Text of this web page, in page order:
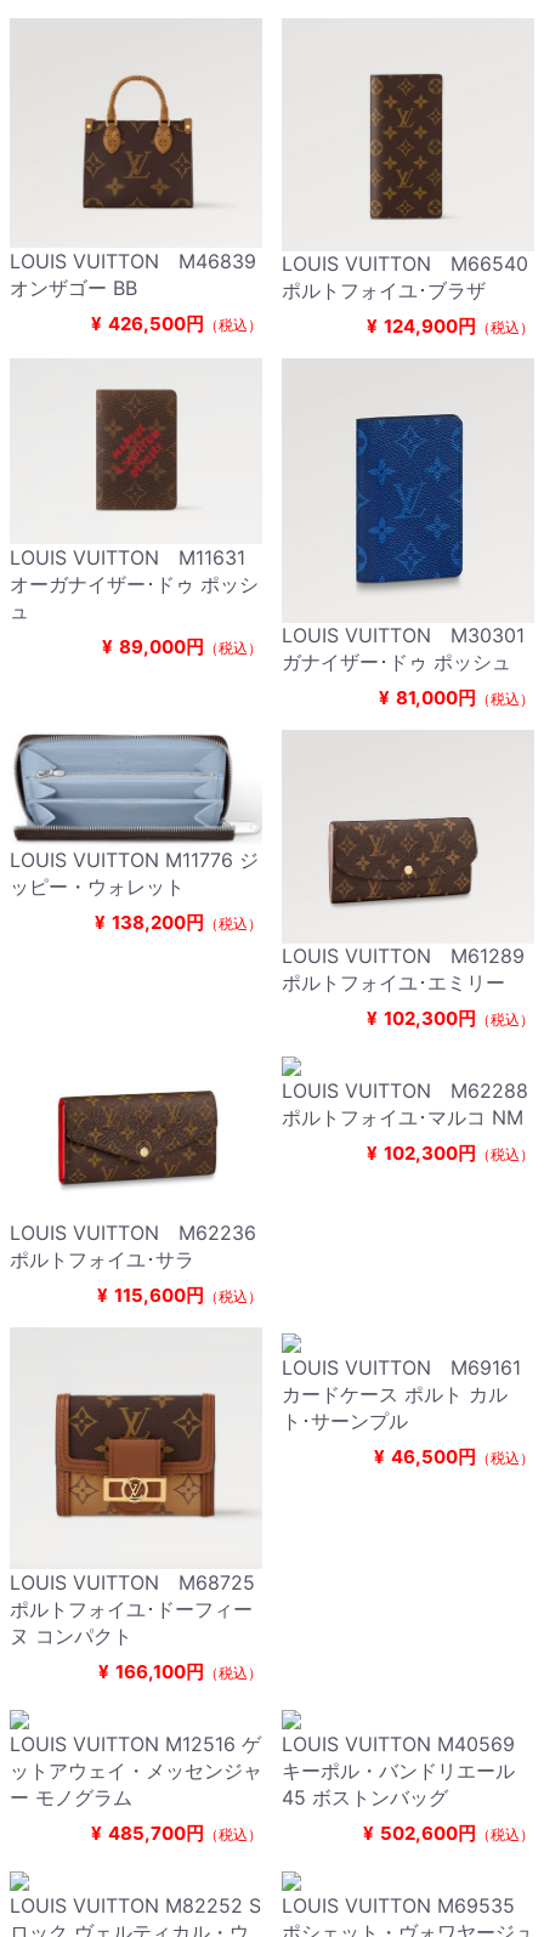
LOUIS VUITTON M46839
オンザゴー BB
¥ 426,500円 （税込）
LOUIS VUITTON M66540
ポルトフォイユ･ブラザ
¥ 124,900円 （税込）
LOUIS VUITTON M11631
オーガナイザー･ドゥ ポッシ
ュ
¥ 89,000円 （税込）
LOUIS VUITTON M30301
ガナイザー･ドゥ ポッシュ
¥ 81,000円 （税込）
LOUIS VUITTON M11776 ジ
ッピー・ウォレット
¥ 138,200円 （税込）
LOUIS VUITTON M61289
ポルトフォイユ･エミリー
¥ 102,300円 （税込）
LOUIS VUITTON M62236
ポルトフォイユ･サラ
¥ 115,600円 （税込）
LOUIS VUITTON M62288
ポルトフォイユ･マルコ NM
¥ 102,300円 （税込）
LOUIS VUITTON M68725
ポルトフォイユ･ドーフィー
ヌ コンパクト
¥ 166,100円 （税込）
LOUIS VUITTON M69161
カードケース ポルト カル
ト･サーンプル
¥ 46,500円 （税込）
LOUIS VUITTON M12516 ゲ
ットアウェイ・メッセンジャ
ー モノグラム
¥ 485,700円 （税込）
LOUIS VUITTON M40569
キーポル・バンドリエール
45 ボストンバッグ
¥ 502,600円 （税込）
LOUIS VUITTON M82252 S
LOUIS VUITTON M69535